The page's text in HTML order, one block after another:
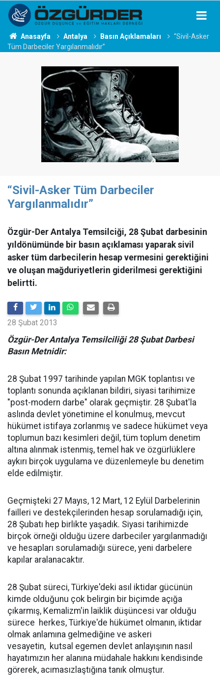
Anasayfa Antalya Basın Açıklamaları
“Sivil-Asker
Tüm Darbeciler Yargılanmalıdır”
“Sivil-Asker Tüm Darbeciler
Yargılanmalıdır”
Özgür-Der Antalya Temsilciği, 28 Şubat darbesinin
yıldönümünde bir basın açıklaması yaparak sivil
asker tüm darbecilerin hesap vermesini gerektiğini
ve oluşan mağduriyetlerin giderilmesi gerektiğini
belirtti.
28 Şubat 2013
Özgür-Der Antalya Temsilciliği 28 Şubat Darbesi
Basın Metnidir:
28 Şubat 1997 tarihinde yapılan MGK toplantısı ve
toplantı sonunda açıklanan bildiri, siyasi tarihimize
"post-modern darbe" olarak geçmiştir. 28 Şubat'la
aslında devlet yönetimine el konulmuş, mevcut
hükümet istifaya zorlanmış ve sadece hükümet veya
toplumun bazı kesimleri değil, tüm toplum denetim
altına alınmak istenmiş, temel hak ve özgürlüklere
aykırı birçok uygulama ve düzenlemeyle bu denetim
elde edilmiştir.
Geçmişteki 27 Mayıs, 12 Mart, 12 Eylül Darbelerinin
failleri ve destekçilerinden hesap sorulamadığı için,
28 Şubatı hep birlikte yaşadık. Siyasi tarihimizde
birçok örneği olduğu üzere darbeciler yargılanmadığı
ve hesapları sorulamadığı sürece, yeni darbelere
kapılar aralanacaktır.
28 Şubat süreci, Türkiye'deki asıl iktidar gücünün
kimde olduğunu çok belirgin bir biçimde açığa
çıkarmış, Kemalizm'in laiklik düşüncesi var olduğu
sürece herkes, Türkiye'de hükümet olmanın, iktidar
olmak anlamına gelmediğine ve askeri
vesayetin, kutsal egemen devlet anlayışının nasıl
hayatımızın her alanına müdahale hakkını kendisinde
görerek, acımasızlaştığına tanık olmuştur.